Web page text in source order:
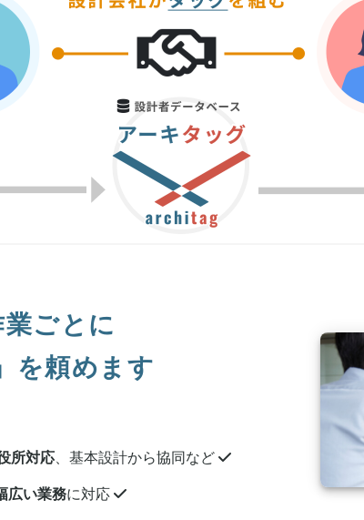
ごとに
を頼めます
所対応 、基本設計から協同など
広い業務に対応